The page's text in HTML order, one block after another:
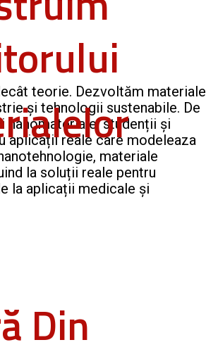
teorie. Dezvoltăm materiale
și tehnologii sustenabile. De
studenții și
reale care modeleaza
materiale
la soluții reale pentru
la aplicații medicale și
Din